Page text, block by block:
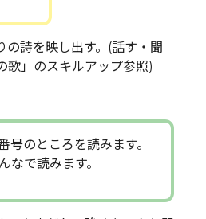
の詩を映し出す。(話す・聞
歌」のスキルアップ参照)
号のところを読みます。
なで読みます。